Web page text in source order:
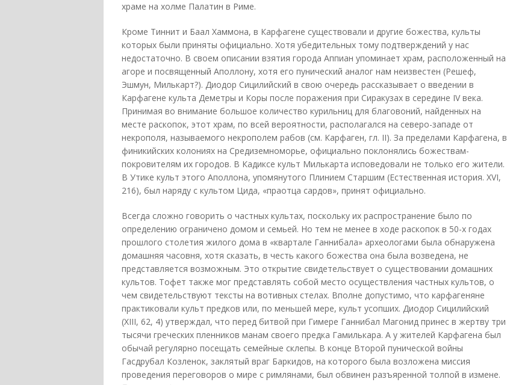
храме на холме Палатин в Риме.
Кроме Тиннит и Баал Хаммона, в Карфагене существовали и другие божества, культы
которых были приняты официально. Хотя убедительных тому подтверждений у нас
недостаточно. В своем описании взятия города Аппиан упоминает храм, расположенный на
агоре и посвященный Аполлону, хотя его пунический аналог нам неизвестен (Решеф,
Эшмун, Милькарт?). Диодор Сицилийский в свою очередь рассказывает о введении в
Карфагене культа Деметры и Коры после поражения при Сиракузах в середине IV века.
Принимая во внимание большое количество курильниц для благовоний, найденных на
месте раскопок, этот храм, по всей вероятности, располагался на северо-западе от
некрополя, называемого некрополем рабов (см. Карфаген, гл. II). За пределами Карфагена, в
финикийских колониях на Средиземноморье, официально поклонялись божествам-
покровителям их городов. В Кадиксе культ Милькарта исповедовали не только его жители.
В Утике культ этого Аполлона, упомянутого Плинием Старшим (Естественная история. XVI,
216), был наряду с культом Цида, «праотца сардов», принят официально.
Всегда сложно говорить о частных культах, поскольку их распространение было по
определению ограничено домом и семьей. Но тем не менее в ходе раскопок в 50-х годах
прошлого столетия жилого дома в «квартале Ганнибала» археологами была обнаружена
домашняя часовня, хотя сказать, в честь какого божества она была возведена, не
представляется возможным. Это открытие свидетельствует о существовании домашних
культов. Тофет также мог представлять собой место осуществления частных культов, о
чем свидетельствуют тексты на вотивных стелах. Вполне допустимо, что карфагеняне
практиковали культ предков или, по меньшей мере, культ усопших. Диодор Сицилийский
(XIII, 62, 4) утверждал, что перед битвой при Гимере Ганнибал Магонид принес в жертву три
тысячи греческих пленников манам своего предка Гамилькара. А у жителей Карфагена был
обычай регулярно посещать семейные склепы. В конце Второй пунической войны
Гасдрубал Козленок, заклятый враг Баркидов, на которого была возложена миссия
проведения переговоров о мире с римлянами, был обвинен разъяренной толпой в измене.